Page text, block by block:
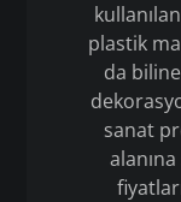
plastik
da
sanat